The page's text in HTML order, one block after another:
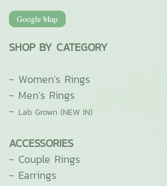
SHOP BY CATEGORY
- Women's Rings
- Men's Rings
- Lab Grown (NEW IN)
ACCESSORIES
- Couple Rings
- Earrings